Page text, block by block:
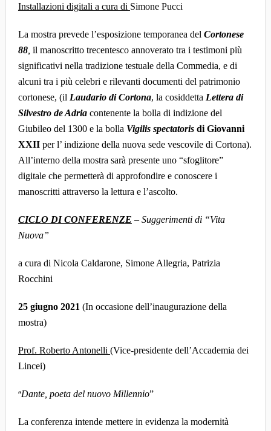
Installazioni digitali a cura di Simone Pucci
La mostra prevede l’esposizione temporanea del Cortonese
88, il manoscritto trecentesco annoverato tra i testimoni più
significativi nella tradizione testuale della Commedia, e di
alcuni tra i più celebri e rilevanti documenti del patrimonio
cortonese, (il Laudario di Cortona, la cosiddetta Lettera di
Silvestro de Adriacontenente la bolla di indizione del
Giubileo del 1300 e la bolla Vigilis spectatorisdi Giovanni
XXIIper l’ indizione della nuova sede vescovile di Cortona).
All’interno della mostra sarà presente uno “sfoglitore”
digitale che permetterà di approfondire e conoscere i
manoscritti attraverso la lettura e l’ascolto.
CICLO DI CONFERENZE – Suggerimenti di “Vita
Nuova”
a cura di Nicola Caldarone, Simone Allegria, Patrizia
Rocchini
25 giugno 2021 (In occasione dell’inaugurazione della
mostra)
Prof. Roberto Antonelli (Vice-presidente dell’Accademia dei
Lincei)
“Dante, poeta del nuovo Millennio”
La conferenza intende mettere in evidenza la modernità